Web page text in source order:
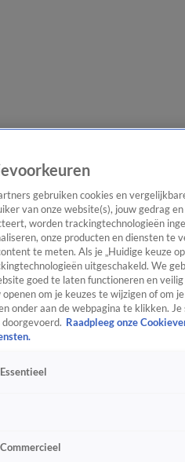
gebruiken cookies en
van onze website(s), jouw gedrag
worden trackingtechnologieën
onze producten en diensten te
te meten. Als je „Huidige keuze
uitgeschakeld. We
goed te laten functioneren en
om je keuzes te wijzigen of om
onder aan de webpagina te klikken.
Raadpleeg onze